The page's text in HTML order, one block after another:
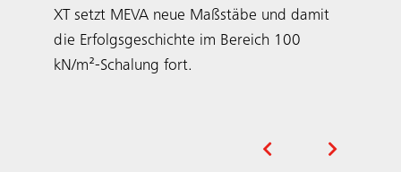
XT setzt MEVA neue Maßstäbe und damit
die Erfolgsgeschichte im Bereich 100
kN/m²-Schalung fort.